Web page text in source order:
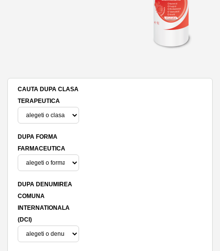
CAUTA DUPA CLASA
TERAPEUTICA
DUPA FORMA
FARMACEUTICA
DUPA DENUMIREA
COMUNA
INTERNATIONALA
(DCI)